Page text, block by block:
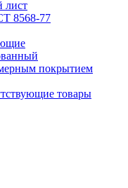
лист
8568-77
покрытием
товары